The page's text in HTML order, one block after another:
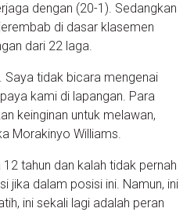
dengan (20-1). Sedangkan
di dasar klasemen
dari 22 laga.
Saya tidak bicara mengenai
kami di lapangan. Para
keinginan untuk melawan,
Morakinyo Williams.
tahun dan kalah tidak pernah
jika dalam posisi ini. Namun, ini
ini sekali lagi adalah peran